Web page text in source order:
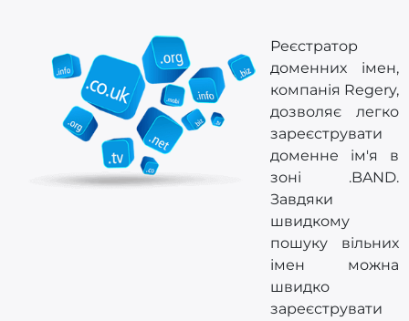
Реєстратор
доменних імен,
компанія Regery,
дозволяє легко
зареєструвати
доменне ім'я в
зоні .BAND.
Завдяки
швидкому
пошуку вільних
імен можна
швидко
зареєструвати